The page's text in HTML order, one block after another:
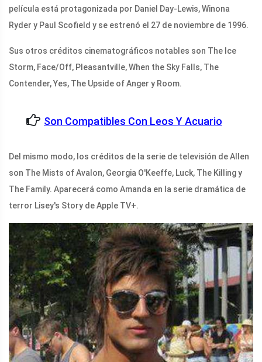
película está protagonizada por Daniel Day-Lewis, Winona
Ryder y Paul Scofield y se estrenó el 27 de noviembre de 1996.
Sus otros créditos cinematográficos notables son The Ice
Storm, Face/Off, Pleasantville, When the Sky Falls, The
Contender, Yes, The Upside of Anger y Room.
Son Compatibles Con Leos Y Acuario
Del mismo modo, los créditos de la serie de televisión de Allen
son The Mists of Avalon, Georgia O'Keeffe, Luck, The Killing y
The Family. Aparecerá como Amanda en la serie dramática de
terror Lisey's Story de Apple TV+.